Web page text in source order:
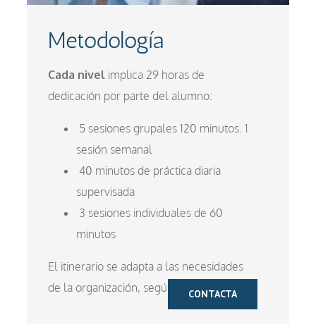
Metodología
Cada nivel implica 29 horas de
dedicación por parte del alumno:
5 sesiones grupales 120 minutos. 1
sesión semanal
40 minutos de práctica diaria
supervisada
3 sesiones individuales de 60
minutos
El itinerario se adapta a las necesidades
de la organización, según sus prioridades.
CONTACTA